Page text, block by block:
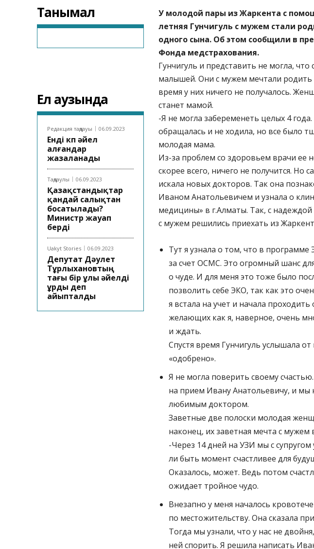
Танымал
Ел аузында
Редакция таңдауы 06.09.2023
Енді көп әйел
алғандар
жазаланады
Таңдаулы 06.09.2023
Қазақстандықтар
қандай салықтан
босатылады?
Министр жауап
берді
Uakyt Stories 06.09.2023
Депутат Дәулет
Тұрлыхановтың
тағы бір ұлы әйелді
ұрды деп
айыпталды
У молодой пары из Жаркента с
летняя Гунчигуль с мужем стали
одного сына. Об этом сообщили в
Фонда медстрахования.
Гунчигуль и представить не могла,
малышей. Они с мужем мечтали родить
время у них ничего не получалось.
станет мамой.
-Я не могла забеременеть целых 4
обращалась и не ходила, но все было
молодая мама.
Из-за проблем со здоровьем врачи ее
скорее всего, ничего не получится. Но
искала новых докторов. Так она
Иваном Анатольевичем и узнала о
медицины» в г.Алматы. Так, с
с мужем решились приехать из
Тут я узнала о том, что в
за счет ОСМС. Это огромный шанс
о чуде. И для меня это тоже было
позволить себе ЭКО, так как это
я встала на учет и начала
желающих как я, наверное, очень
и ждать.
Спустя время Гунчигуль услышала
«одобрено».
Я не могла поверить своему
на прием Ивану Анатольевичу, и мы
любимым доктором.
Заветные две полоски молодая
наконец, их заветная мечта с мужем
-Через 14 дней на УЗИ мы с
ли быть момент счастливее для
Оказалось, может. Ведь потом
ожидает тройное чудо.
Внезапно у меня началось
по местожительству. Она сказала
Тогда мы узнали, что у нас не
ней спорить. Я решила написать